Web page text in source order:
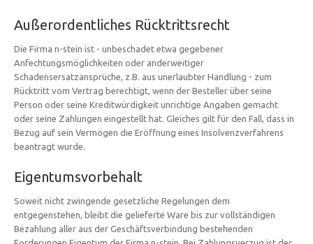
Außerordentliches Rücktrittsrecht
Die Firma n-stein ist - unbeschadet etwa gegebener
Anfechtungsmöglichkeiten oder anderweitiger
Schadensersatzansprüche, z.B. aus unerlaubter Handlung - zum
Rücktritt vom Vertrag berechtigt, wenn der Besteller über seine
Person oder seine Kreditwürdigkeit unrichtige Angaben gemacht
oder seine Zahlungen eingestellt hat. Gleiches gilt für den Fall, dass in
Bezug auf sein Vermögen die Eröffnung eines Insolvenzverfahrens
beantragt wurde.
Eigentumsvorbehalt
Soweit nicht zwingende gesetzliche Regelungen dem
entgegenstehen, bleibt die gelieferte Ware bis zur vollständigen
Bezahlung aller aus der Geschäftsverbindung bestehenden